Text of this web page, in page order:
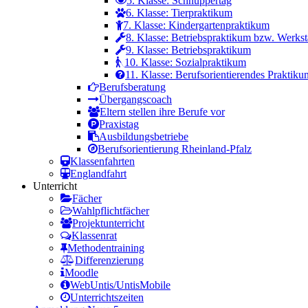
6. Klasse: Tierpraktikum
7. Klasse: Kindergartenpraktikum
8. Klasse: Betriebspraktikum bzw.
9. Klasse: Betriebspraktikum
10. Klasse: Sozialpraktikum
11. Klasse: Berufsorientierendes
Berufsberatung
Übergangscoach
Eltern stellen ihre Berufe vor
Praxistag
Ausbildungsbetriebe
Berufsorientierung Rheinland-Pfalz
Klassenfahrten
Englandfahrt
Unterricht
Fächer
Wahlpflichtfächer
Projektunterricht
Klassenrat
Methodentraining
Differenzierung
Moodle
WebUntis/UntisMobile
Unterrichtszeiten